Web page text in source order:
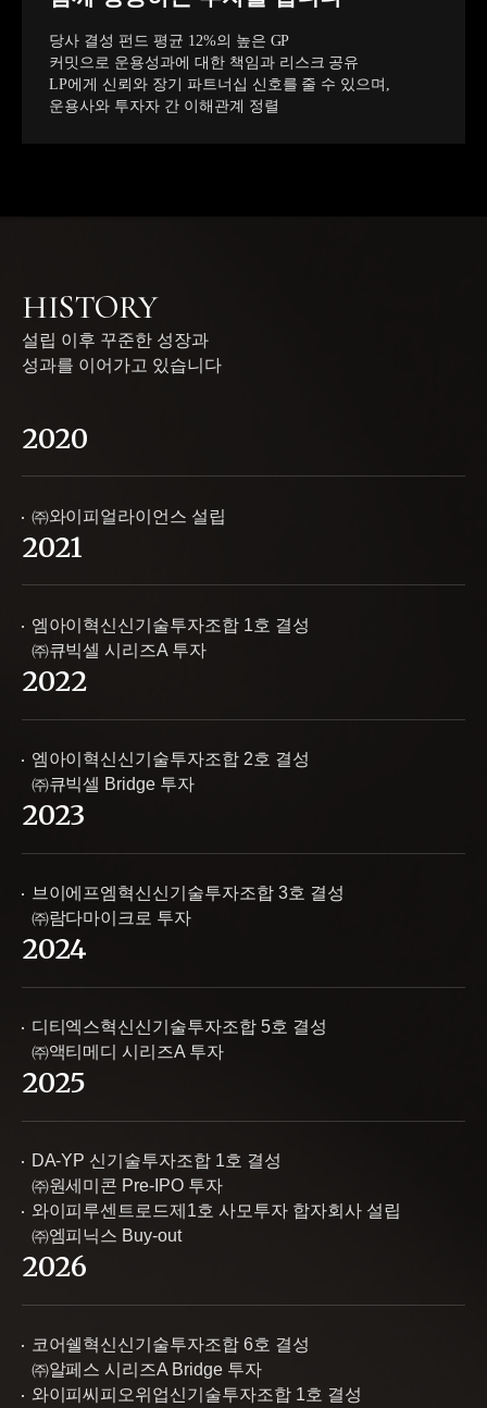
당사 결성 펀드 평균 12%의 높은 GP
커밋으로 운용성과에 대한 책임과 리스크 공유
LP에게 신뢰와 장기 파트너십 신호를 줄 수 있으며,
운용사와 투자자 간 이해관계 정렬
HISTORY
설립 이후 꾸준한 성장과
성과를 이어가고 있습니다
2020
㈜와이피얼라이언스 설립
2021
엠아이혁신신기술투자조합 1호 결성
㈜큐빅셀 시리즈A 투자
2022
엠아이혁신신기술투자조합 2호 결성
㈜큐빅셀 Bridge 투자
2023
브이에프엠혁신신기술투자조합 3호 결성
㈜람다마이크로 투자
2024
디티엑스혁신신기술투자조합 5호 결성
㈜액티메디 시리즈A 투자
2025
DA-YP 신기술투자조합 1호 결성
㈜원세미콘 Pre-IPO 투자
와이피루센트로드제1호 사모투자 합자회사 설립
㈜엠피닉스 Buy-out
2026
코어쉘혁신신기술투자조합 6호 결성
㈜알페스 시리즈A Bridge 투자
와이피씨피오위업신기술투자조합 1호 결성